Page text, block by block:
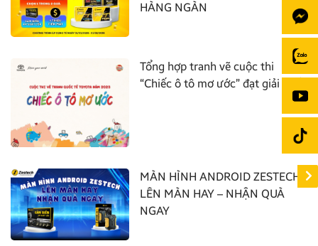
HÀNG NGÀN
Tổng hợp tranh vẽ cuộc thi
“Chiếc ô tô mơ ước” đạt giải nhất
MÀN HÌNH ANDROID ZESTECH:
LÊN MÀN HAY – NHẬN QUÀ
NGAY